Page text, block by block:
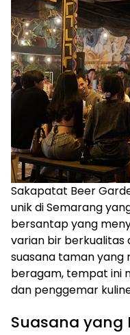
Sakapatat Beer
unik di Semarang
bersantap yang
varian bir berkualitas
suasana taman yang
beragam, tempat ini
dan penggemar
Suasana yang